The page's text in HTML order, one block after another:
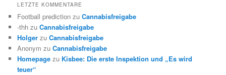
LETZTE KOMMENTARE
Football prediction zuCannabisfreigabe
-thh zuCannabisfreigabe
Holger zuCannabisfreigabe
Anonym zuCannabisfreigabe
Homepage zu Kisbee: Die erste Inspektion und „Es wird
teuer“